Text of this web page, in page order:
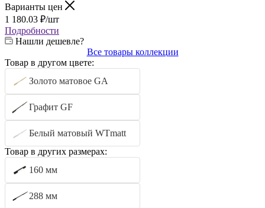
Варианты цен
1 180.03 ₽/шт
Подробности
Нашли дешевле?
Все товары коллекции
Товар в другом цвете:
Золото матовое GA
Графит GF
Белый матовый WTmatt
Товар в других размерах:
160 мм
288 мм